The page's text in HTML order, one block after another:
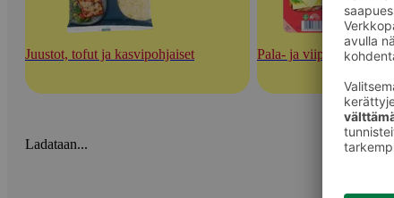
Juustot, tofut ja kasvipohjaiset Pala- ja viipalejuustot
Ladataan...